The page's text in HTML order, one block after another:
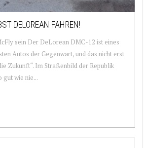
DELOREAN FAHREN!
sein Der DeLorean DMC-12 ist eines
Autos der Gegenwart, und das nicht erst
Zukunft“. Im Straßenbild der Republik
gut wie nie...